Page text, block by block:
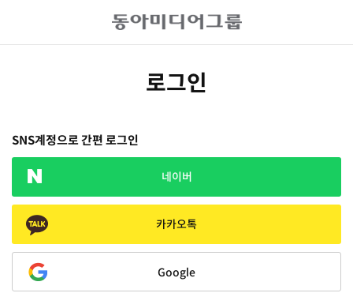
로그인
SNS계정으로 간편 로그인
네이버
카카오톡
Google